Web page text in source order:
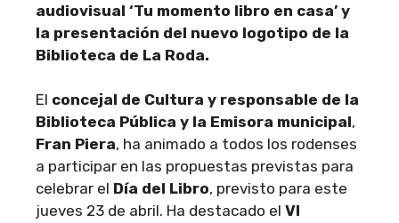
audiovisual ‘Tu momento libro en casa’ y
la presentación del nuevo logotipo de la
Biblioteca de La Roda.
El concejal de Cultura y responsable de la
Biblioteca Pública y la Emisora municipal,
Fran Piera, ha animado a todos los rodenses
a participar en las propuestas previstas para
celebrar el Día del Libro, previsto para este
jueves 23 de abril. Ha destacado el VI